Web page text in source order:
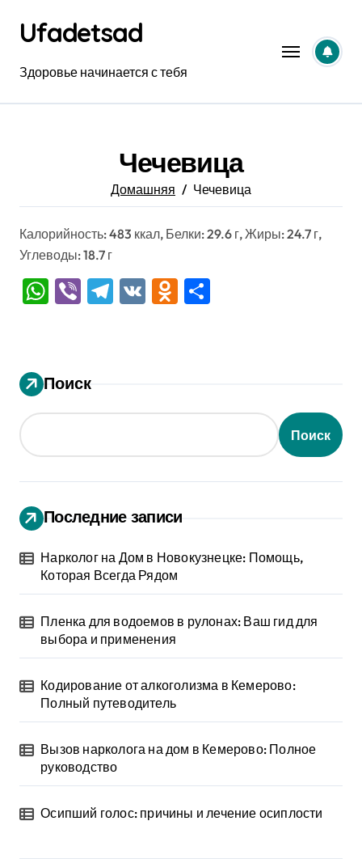
содержанию
Ufadetsad
Здоровье начинается с тебя
Чечевица
Домашняя Чечевица
Калорийность: 483 ккал, Белки: 29.6 г, Жиры: 24.7 г,
Углеводы: 18.7 г
WhatsApp
ViberTelegram
VK Odnoklassniki
Поиск
Поиск
Последние записи
Нарколог на Дом в Новокузнецке: Помощь,
Которая Всегда Рядом
Пленка для водоемов в рулонах: Ваш гид для
выбора и применения
Кодирование от алкоголизма в Кемерово:
Полный путеводитель
Вызов нарколога на дом в Кемерово: Полное
руководство
Осипший голос: причины и лечение осиплости